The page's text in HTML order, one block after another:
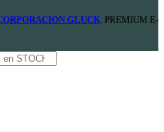
GLUCK . PREMIUM E-